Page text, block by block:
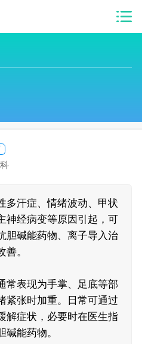
多汗症、情绪波动、甲状
神经病变等原因引起，可
胆碱能药物、离子导入治
。
常表现为手掌、足底等部
紧张时加重。日常可通过
解症状，必要时在医生指
能药物。